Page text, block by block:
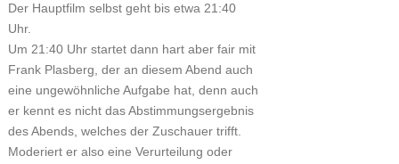
Der Hauptfilm selbst geht bis etwa 21:40
Uhr.
Um 21:40 Uhr startet dann hart aber fair mit
Frank Plasberg, der an diesem Abend auch
eine ungewöhnliche Aufgabe hat, denn auch
er kennt es nicht das Abstimmungsergebnis
des Abends, welches der Zuschauer trifft.
Moderiert er also eine Verurteilung oder